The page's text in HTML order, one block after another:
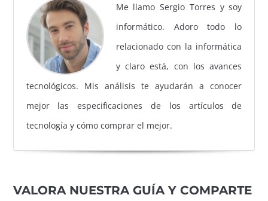
Me llamo Sergio Torres y soy
informático. Adoro todo lo
relacionado con la informática
y claro está, con los avances
tecnológicos. Mis análisis te ayudarán a conocer
mejor las especificaciones de los artículos de
tecnología y cómo comprar el mejor.
VALORA NUESTRA GUÍA Y COMPARTE